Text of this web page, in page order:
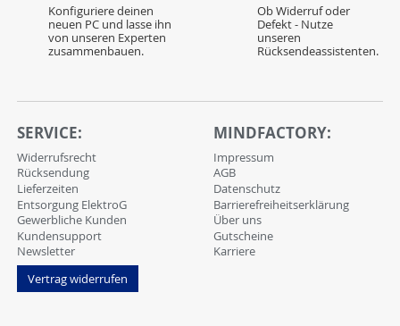
Konfiguriere deinen
neuen PC und lasse ihn
von unseren Experten
zusammenbauen.
Ob Widerruf oder
Defekt - Nutze
unseren
Rücksendeassistenten.
SERVICE:
Widerrufsrecht
Rücksendung
Lieferzeiten
Entsorgung ElektroG
Gewerbliche Kunden
Kundensupport
Newsletter
Vertrag widerrufen
MINDFACTORY:
Impressum
AGB
Datenschutz
Barrierefreiheitserklärung
Über uns
Gutscheine
Karriere